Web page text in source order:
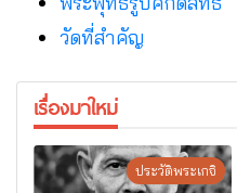
วัดที่สําคัญ
เรื่องมาใหม่
ประวัติพระเกจิ